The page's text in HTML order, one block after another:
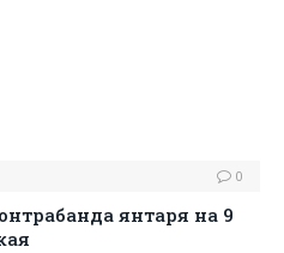
0
янтаря на 9